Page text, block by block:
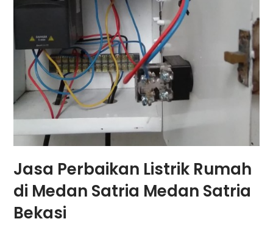
Jasa Perbaikan Listrik Rumah
di Medan Satria Medan Satria
Bekasi